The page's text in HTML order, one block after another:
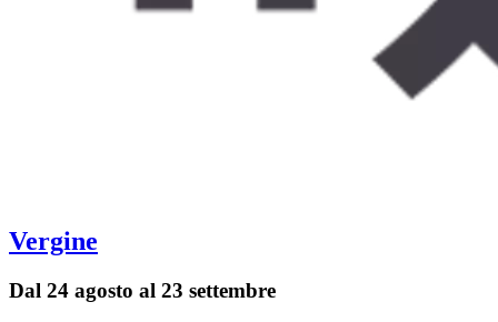
Vergine
Dal 24 agosto al 23 settembre